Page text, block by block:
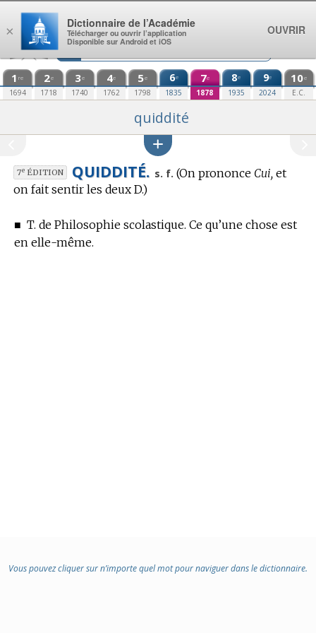
Aller au contenu
1 re
1694
2e
1718
3e
1740
4e
1762
5e
1798
6e
1835
7e
1878
8e
1935
9e
2024
10e
E.C.
quiddité
7eÉDITION QUIDDITÉ. s. f. (On prononce Cui, et
on fait sentir les deux D.)
■ T. de Philosophie scolastique. Ce qu’une chose est
en elle-même.
Vous pouvez cliquer sur n’importe quel mot pour naviguer dans le dictionnaire.
×
Dictionnaire de l’Académie
Télécharger ou ouvrir l’application
Disponible sur Android et iOS
OUVRIR